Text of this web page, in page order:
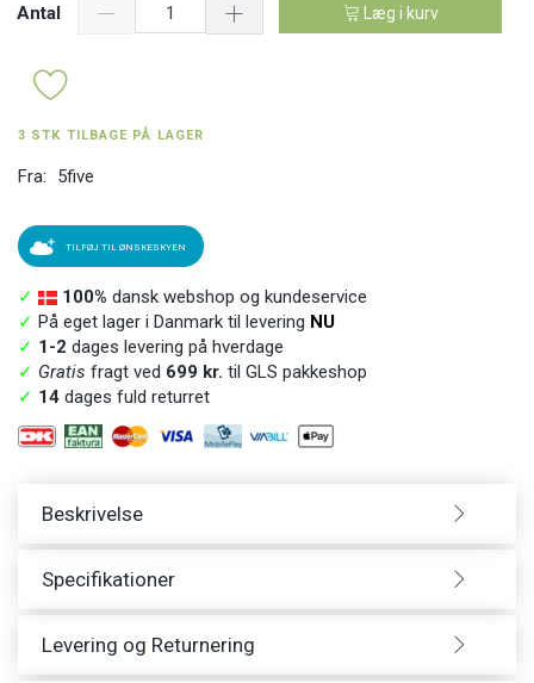
Antal Læg i kurv
3 STK TILBAGE PÅ LAGER
Fra: 5five
TILFØJ TIL ØNSKESKYEN
✓ 100% dansk webshop og kundeservice
✓ På eget lager i Danmark til levering NU
✓ 1-2 dages levering på hverdage
✓ Gratis fragt ved 699 kr. til GLS pakkeshop
✓ 14 dages fuld returret
Beskrivelse
Specifikationer
Levering og Returnering